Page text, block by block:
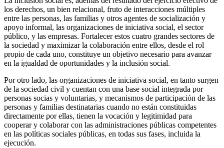
los derechos, un bien relacional, fruto de interacciones múltiples
entre las personas, las familias y otros agentes de socialización y
apoyo informal, las organizaciones de iniciativa social, el sector
público, y las empresas. Fortalecer estos cuatro grandes sectores de
la sociedad y maximizar la colaboración entre ellos, desde el rol
propio de cada uno, constituye un objetivo necesario para avanzar
en la igualdad de oportunidades y la inclusión social.
Por otro lado, las organizaciones de iniciativa social, en tanto surgen
de la sociedad civil y cuentan con una base social integrada por
personas socias y voluntarias, y mecanismos de participación de las
personas y familias destinatarias cuando no están constituidas
directamente por ellas, tienen la vocación y legitimidad para
cooperar y colaborar con las administraciones públicas competentes
en las políticas sociales públicas, en todas sus fases, incluida la
ejecución.